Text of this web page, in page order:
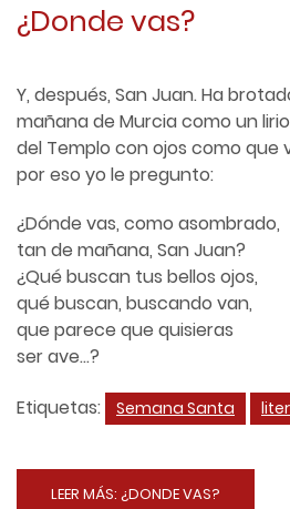
¿Donde vas?
Y, después, San Juan. Ha
mañana de Murcia como un
del Templo con ojos como que
por eso yo le pregunto:
¿Dónde vas, como asombrado,
tan de mañana, San Juan?
¿Qué buscan tus bellos ojos,
qué buscan, buscando van,
que parece que quisieras
ser ave…?
Etiquetas:
Semana Santa
LEER MÁS: ¿DONDE VAS?